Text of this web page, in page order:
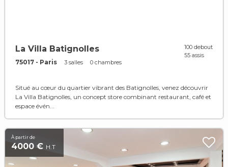
La Villa Batignolles
75017 - Paris 3 salles 0 chambres
100 debout
55 assis
Situé au cœur du quartier vibrant des Batignolles, venez découvrir
La Villa Batignolles, un concept store combinant restaurant, café et
espace évén...
À partir de
4000 € H.T